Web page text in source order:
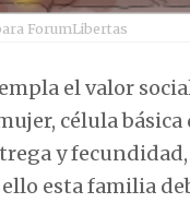
ForumLibertas
el valor
célula
y
esta familia